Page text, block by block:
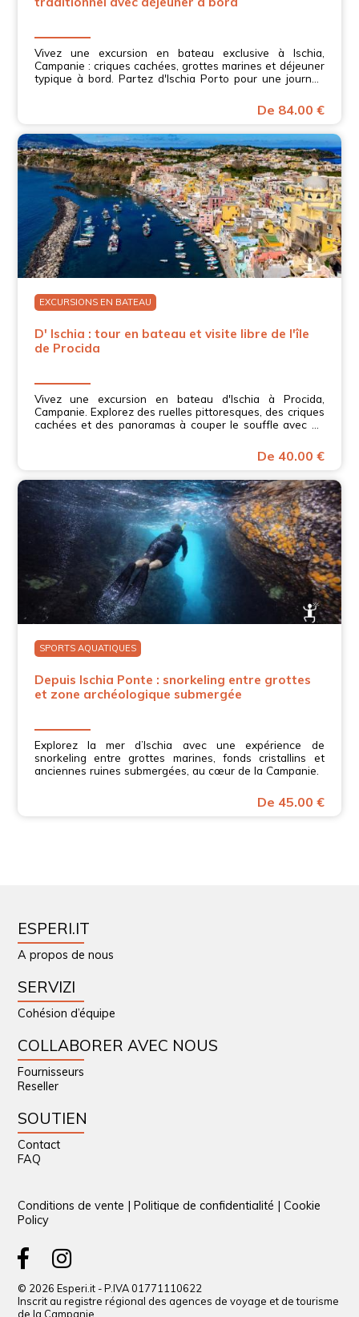
Vivez une excursion en bateau exclusive à Ischia,
Campanie : criques cachées, grottes marines et déjeuner
typique à bord. Partez d'Ischia Porto pour une journée
De 84.00 €
EXCURSIONS EN BATEAU
D' Ischia : tour en bateau et visite libre de l'île
de Procida
Vivez une excursion en bateau d'Ischia à Procida,
Campanie. Explorez des ruelles pittoresques, des criques
cachées et des panoramas à couper le souffle avec un
De 40.00 €
SPORTS AQUATIQUES
Depuis Ischia Ponte : snorkeling entre grottes
et zone archéologique submergée
Explorez la mer d’Ischia avec une expérience de
snorkeling entre grottes marines, fonds cristallins et
anciennes ruines submergées, au cœur de la Campanie.
De 45.00 €
ESPERI.IT
A propos de nous
SERVIZI
Cohésion d’équipe
COLLABORER AVEC NOUS
Fournisseurs
Reseller
SOUTIEN
Contact
FAQ
Conditions de vente |Politique de confidentialité |Cookie
Policy
© 2026 Esperi.it - P.IVA 01771110622
Inscrit au registre régional des agences de voyage et de tourisme
de la Campanie